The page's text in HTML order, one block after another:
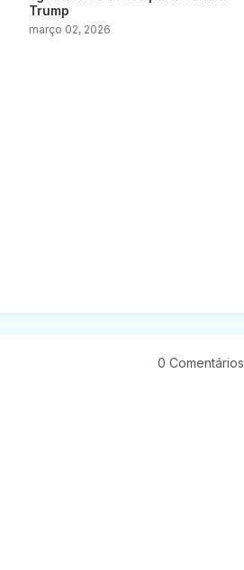
Trump
março 02, 2026
0 Comentários